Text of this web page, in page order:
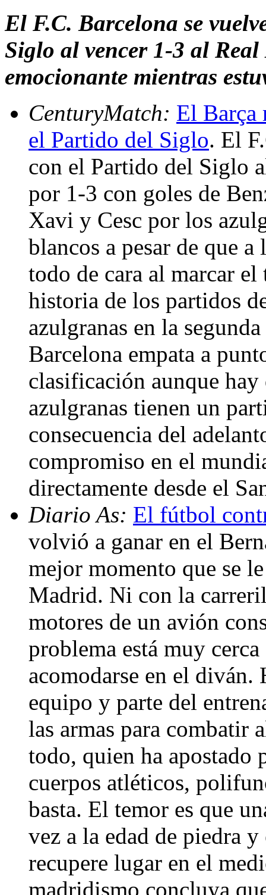
El F.C. Barcelona se
Siglo al vencer 1-3 al
emocionante mientras
CenturyMatch: El Barça
el Partido del Siglo. El
con el Partido del Siglo
por 1-3 con goles de
Xavi y Cesc por los
blancos a pesar de que
todo de cara al marcar
historia de los partidos
azulgranas en la
Barcelona empata a
clasificación aunque hay
azulgranas tienen un
consecuencia del
compromiso en el
directamente desde el
Diario As: El fútbol
volvió a ganar en el
mejor momento que se
Madrid. Ni con la
motores de un avión
problema está muy
acomodarse en el
equipo y parte del
las armas para combatir
todo, quien ha apostado
cuerpos atléticos,
basta. El temor es que
vez a la edad de piedra
recupere lugar en el
madridismo concluya